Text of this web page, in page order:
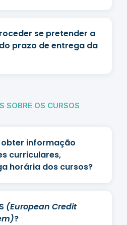
se pretender a
prazo de entrega da
SOBRE OS CURSOS
obter informação
curriculares,
horária dos cursos?
(European Credit
?